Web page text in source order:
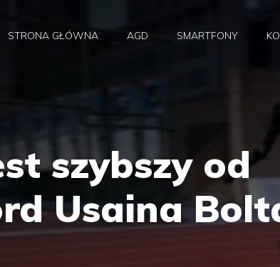
STRONA GŁÓWNA AGD SMARTFONY
szybszy od
Usaina